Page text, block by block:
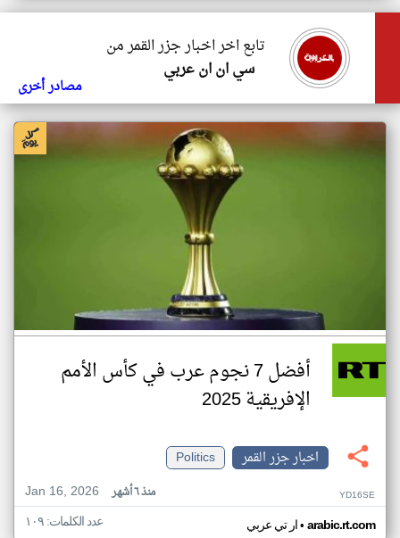
تابع اخر اخبار جزر القمر من
سي ان ان عربي
مصادر أخرى
أفضل 7 نجوم عرب في كأس الأمم
الإفريقية 2025
اخبار جزر القمر
Politics
Jan 16, 2026
منذ ٦ أشهر YD16SE
ار تي عربي• arabic.rt.com عدد الكلمات: ١٠٩